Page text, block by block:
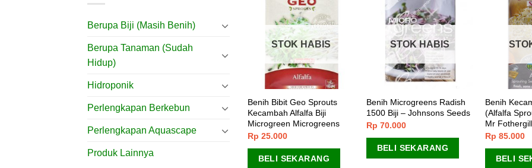
Berupa Biji (Masih Benih)
Berupa Tanaman (Sudah
Hidup)
Hidroponik
Perlengkapan Berkebun
Perlengkapan Aquascape
Produk Lainnya
STOK HABIS
Benih Bibit Geo Sprouts
Kecambah Alfalfa Biji
Microgreen Microgreens
Rp 25.000
BELI SEKARANG
STOK HABIS
Benih Microgreens Radish
1500 Biji – Johnsons Seeds
Rp 70.000
BELI SEKARANG
Benih
(Alfalfa
Mr
Rp 85.000
BELI